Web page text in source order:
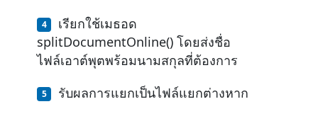
เรียกใช้เมธอด
splitDocumentOnline() โดยส่งชื่อ
ไฟล์เอาต์พุตพร้อมนามสกุลที่ต้องการ
รับผลการแยกเป็นไฟล์แยกต่างหาก